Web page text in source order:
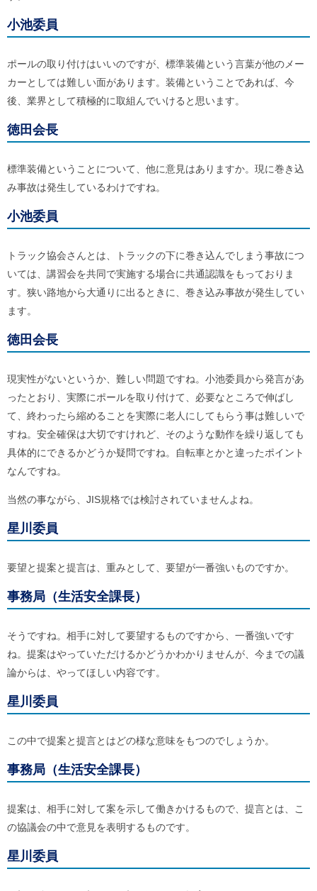
小池委員
ポールの取り付けはいいのですが、標準装備という言葉が他のメー
カーとしては難しい面があります。装備ということであれば、今
後、業界として積極的に取組んでいけると思います。
徳田会長
標準装備ということについて、他に意見はありますか。現に巻き込
み事故は発生しているわけですね。
小池委員
トラック協会さんとは、トラックの下に巻き込んでしまう事故につ
いては、講習会を共同で実施する場合に共通認識をもっておりま
す。狭い路地から大通りに出るときに、巻き込み事故が発生してい
ます。
徳田会長
現実性がないというか、難しい問題ですね。小池委員から発言があ
ったとおり、実際にポールを取り付けて、必要なところで伸ばし
て、終わったら縮めることを実際に老人にしてもらう事は難しいで
すね。安全確保は大切ですけれど、そのような動作を繰り返しても
具体的にできるかどうか疑問ですね。自転車とかと違ったポイント
なんですね。
当然の事ながら、JIS規格では検討されていませんよね。
星川委員
要望と提案と提言は、重みとして、要望が一番強いものですか。
事務局（生活安全課長）
そうですね。相手に対して要望するものですから、一番強いです
ね。提案はやっていただけるかどうかわかりませんが、今までの議
論からは、やってほしい内容です。
星川委員
この中で提案と提言とはどの様な意味をもつのでしょうか。
事務局（生活安全課長）
提案は、相手に対して案を示して働きかけるもので、提言とは、こ
の協議会の中で意見を表明するものです。
星川委員